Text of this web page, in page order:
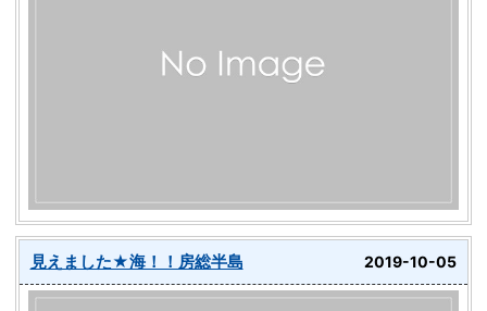
見えました★海！！房総半島 2019-10-05